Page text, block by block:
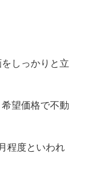
しっかりと立
望価格で不動
程度といわれ